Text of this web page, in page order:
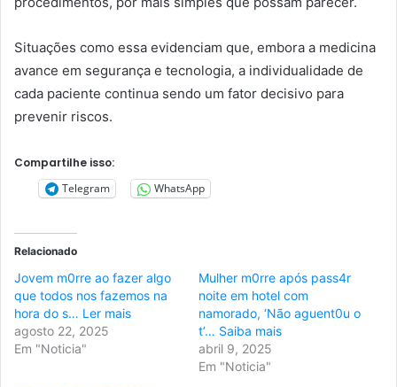
Situações como essa evidenciam que, embora a medicina
avance em segurança e tecnologia, a individualidade de
cada paciente continua sendo um fator decisivo para
prevenir riscos.
Compartilhe isso:
Telegram
WhatsApp
Relacionado
Jovem m0rre ao fazer algo
que todos nos fazemos na
hora do s… Ler mais
agosto 22, 2025
Em "Noticia"
Mulher m0rre após pass4r
noite em hotel com
namorado, ‘Não aguent0u o
t’… Saiba mais
abril 9, 2025
Em "Noticia"